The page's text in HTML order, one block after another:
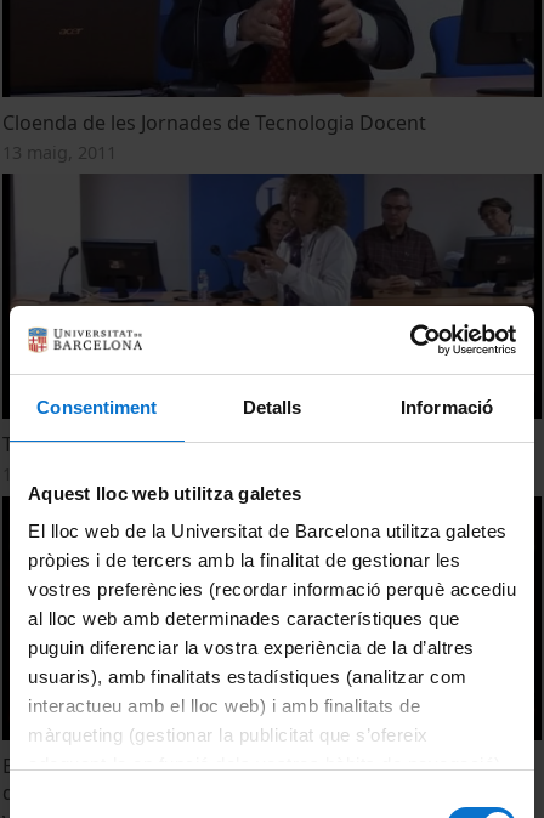
Consentiment Detalls Informació
Aquest lloc web utilitza galetes
El lloc web de la Universitat de Barcelona utilitza galetes
pròpies i de tercers amb la finalitat de gestionar les
vostres preferències (recordar informació perquè accediu
al lloc web amb determinades característiques que
puguin diferenciar la vostra experiència de la d’altres
usuaris), amb finalitats estadístiques (analitzar com
interactueu amb el lloc web) i amb finalitats de
màrqueting (gestionar la publicitat que s’ofereix
Selecció
Cloenda de les Jornades de Tecnologia Docent
13 maig, 2011
Taula Rodona : Experiències en l'avaluació continuada
Entrenamiento de las habilidades de diagnóstico
diferencial mediante un sistema basado en realidad